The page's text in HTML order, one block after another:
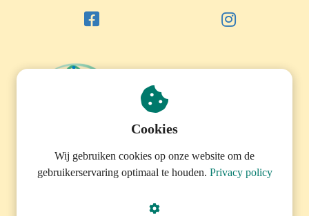
Cookies
Wij gebruiken cookies op onze website om de
gebruikerservaring optimaal te houden. Privacy policy